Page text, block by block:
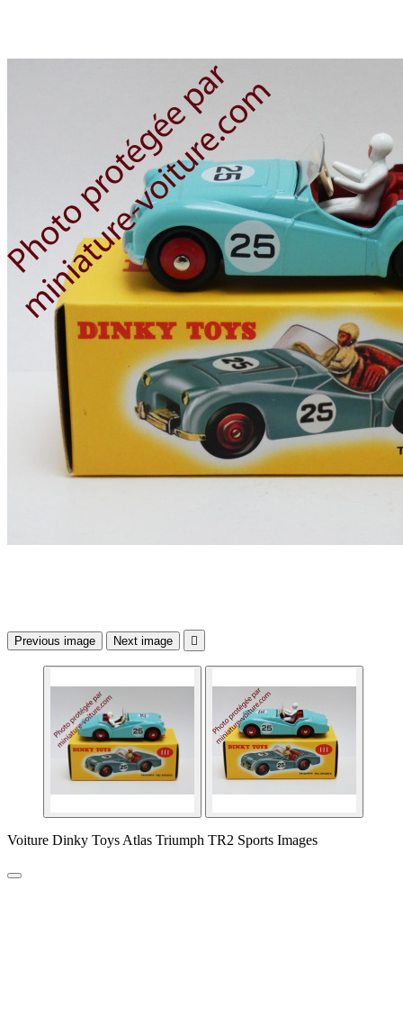
Previous image Next image 
Voiture Dinky Toys Atlas Triumph TR2 Sports Images